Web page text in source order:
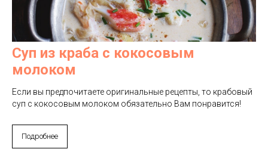
Суп из краба с кокосовым
молоком
Если вы предпочитаете оригинальные рецепты, то крабовый
суп с кокосовым молоком обязательно Вам понравится!
Подробнее